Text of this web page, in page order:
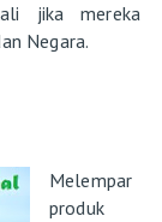
jika mereka
Negara.
Melempar
produk